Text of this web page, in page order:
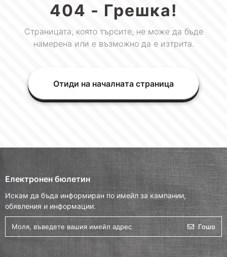
404 - Грешка!
Страницата, която търсите, не може да бъде
намерена или е възможно да е изтрита.
Отиди на началната страница
Електронен бюлетин
Искам да бъда информиран по имейл за кампании,
обявления и информации.
Гошо